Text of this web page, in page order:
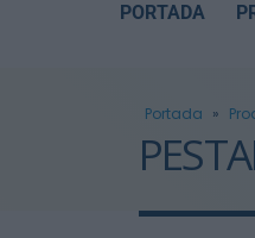
PORTADA
Portada »